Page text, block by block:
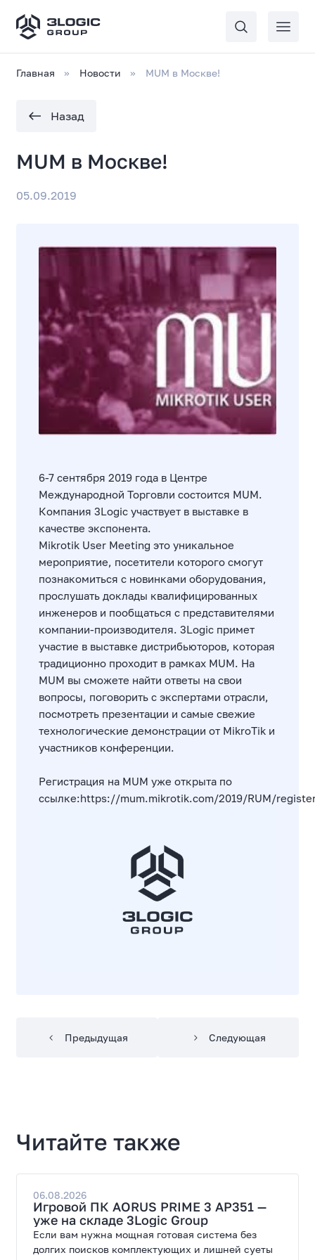
Главная Новости MUM в Москве!
Назад
MUM в Москве!
05.09.2019
6-7 сентября 2019 года в Центре
Международной Торговли состоится MUM.
Компания 3Logic участвует в выставке в
качестве экспонента.
Mikrotik User Meeting это уникальное
мероприятие, посетители которого смогут
познакомиться с новинками оборудования,
прослушать доклады квалифицированных
инженеров и пообщаться с представителями
компании-производителя. 3Logic примет
участие в выставке дистрибьюторов, которая
традиционно проходит в рамках MUM. На
MUM вы сможете найти ответы на свои
вопросы, поговорить с экспертами отрасли,
посмотреть презентации и самые свежие
технологические демонстрации от MikroTik и
участников конференции.
Регистрация на MUM уже открыта по
ссылке:https://mum.mikrotik.com/2019/RUM/
Предыдущая Следующая
Читайте также
06.08.2026
Игровой ПК AORUS PRIME 3 AP351 —
уже на складе 3Logic Group
Если вам нужна мощная готовая система без
долгих поисков комплектующих и лишней суеты